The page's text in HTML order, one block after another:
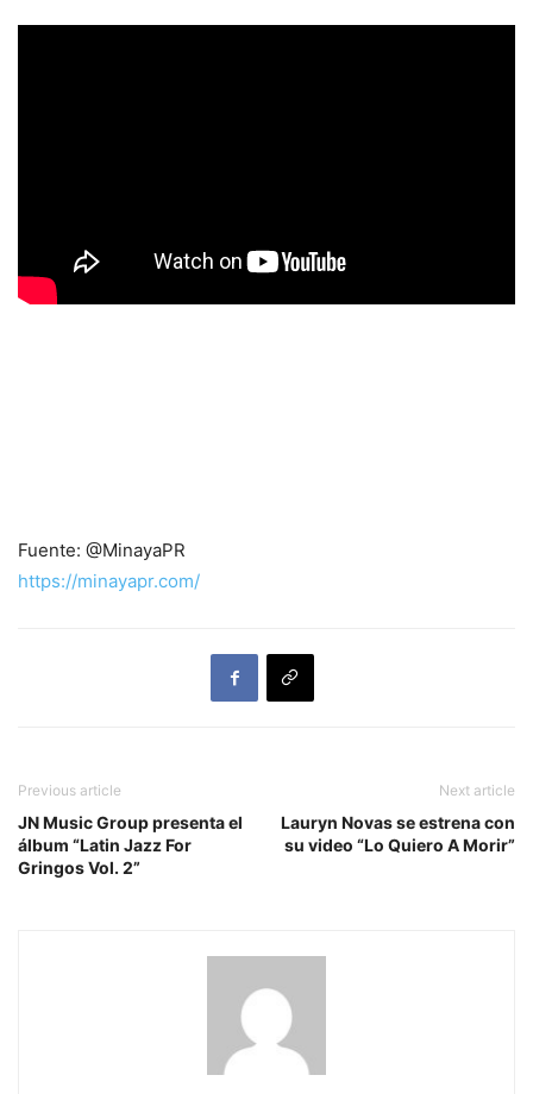
Fuente: @MinayaPR
https://minayapr.com/
Previous article
JN Music Group presenta el
álbum “Latin Jazz For
Gringos Vol. 2”
Next article
Lauryn Novas se estrena con
su video “Lo Quiero A Morir”